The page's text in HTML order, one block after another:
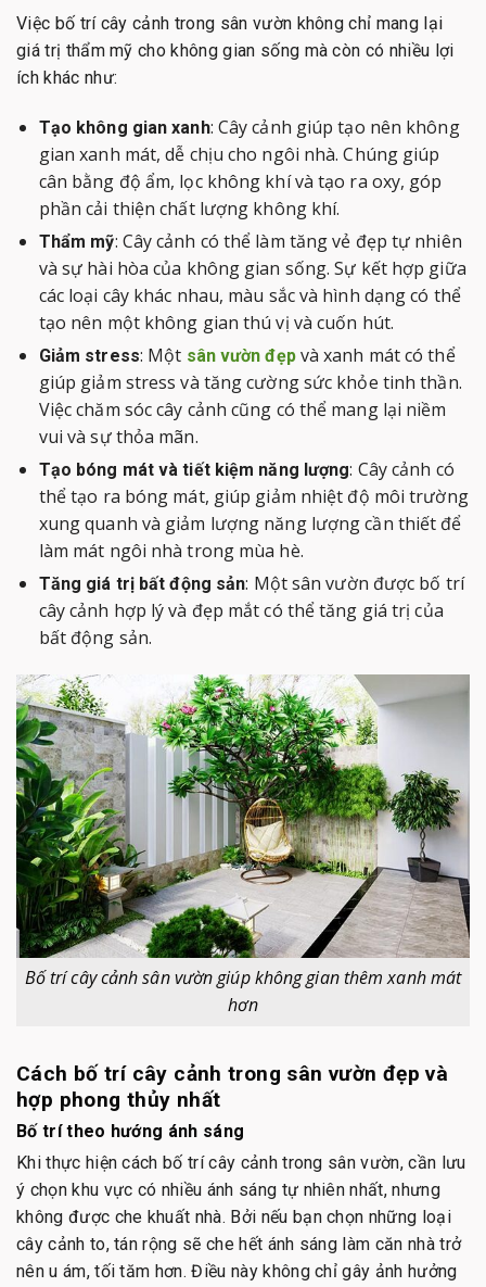
Việc bố trí cây cảnh trong sân vườn không chỉ mang lại
giá trị thẩm mỹ cho không gian sống mà còn có nhiều lợi
ích khác như:
Tạo không gian xanh: Cây cảnh giúp tạo nên không
gian xanh mát, dễ chịu cho ngôi nhà. Chúng giúp
cân bằng độ ẩm, lọc không khí và tạo ra oxy, góp
phần cải thiện chất lượng không khí.
Thẩm mỹ: Cây cảnh có thể làm tăng vẻ đẹp tự nhiên
và sự hài hòa của không gian sống. Sự kết hợp giữa
các loại cây khác nhau, màu sắc và hình dạng có thể
tạo nên một không gian thú vị và cuốn hút.
Giảm stress: Một sân vườn đẹpvà xanh mát có thể
giúp giảm stress và tăng cường sức khỏe tinh thần.
Việc chăm sóc cây cảnh cũng có thể mang lại niềm
vui và sự thỏa mãn.
Tạo bóng mát và tiết kiệm năng lượng: Cây cảnh có
thể tạo ra bóng mát, giúp giảm nhiệt độ môi trường
xung quanh và giảm lượng năng lượng cần thiết để
làm mát ngôi nhà trong mùa hè.
Tăng giá trị bất động sản: Một sân vườn được bố trí
cây cảnh hợp lý và đẹp mắt có thể tăng giá trị của
bất động sản.
Bố trí cây cảnh sân vườn giúp không gian thêm xanh mát
hơn
Cách bố trí cây cảnh trong sân vườn đẹp và
hợp phong thủy nhất
Bố trí theo hướng ánh sáng
Khi thực hiện cách bố trí cây cảnh trong sân vườn, cần lưu
ý chọn khu vực có nhiều ánh sáng tự nhiên nhất, nhưng
không được che khuất nhà. Bởi nếu bạn chọn những loại
cây cảnh to, tán rộng sẽ che hết ánh sáng làm căn nhà trở
nên u ám, tối tăm hơn. Điều này không chỉ gây ảnh hưởng